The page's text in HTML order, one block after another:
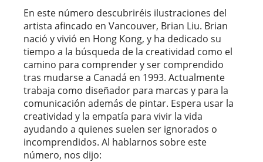
En este número descubriréis ilustraciones del
artista afincado en Vancouver, Brian Liu. Brian
nació y vivió en Hong Kong, y ha dedicado su
tiempo a la búsqueda de la creatividad como el
camino para comprender y ser comprendido
tras mudarse a Canadá en 1993. Actualmente
trabaja como diseñador para marcas y para la
comunicación además de pintar. Espera usar la
creatividad y la empatía para vivir la vida
ayudando a quienes suelen ser ignorados o
incomprendidos. Al hablarnos sobre este
número, nos dijo: